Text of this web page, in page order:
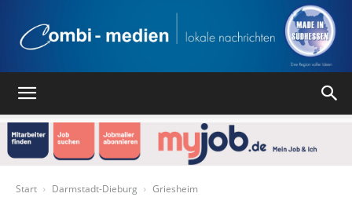
Start Darmstadt-Dieburg Griesheim